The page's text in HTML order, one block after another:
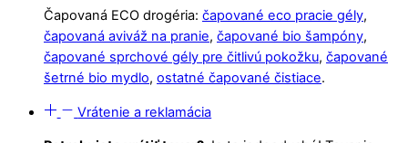
Čapovaná ECO drogéria: čapované eco pracie gély,
čapovaná aviváž na pranie, čapované bio šampóny,
čapované sprchové gély pre čitlivú pokožku, čapované
šetrné bio mydlo, ostatné čapované čistiace.
Vrátenie a reklamácia